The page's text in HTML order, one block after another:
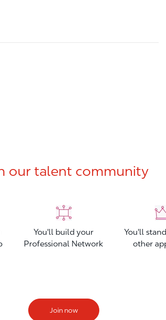
our talent community
You'll build your
Professional Network
You'll
other
Join now